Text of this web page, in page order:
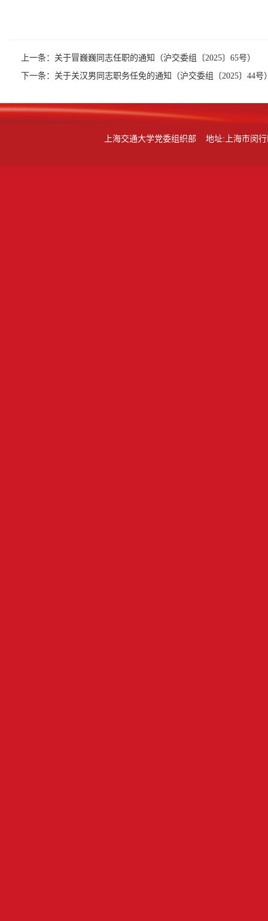
上一条： 关于冒巍巍同志任职的通知（沪交委组〔2025〕65号）
下一条： 关于关汉男同志职务任免的通知（沪交委组〔2025〕44号
上海交通大学党委组织部 地址:上海市闵